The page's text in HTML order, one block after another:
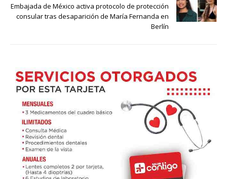
Embajada de México activa protocolo de protección
consular tras desaparición de María Fernanda en
Berlín